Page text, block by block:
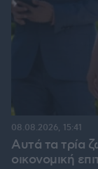
Αυτά τα τρία
οικονομική
08.08.2026, 15:41